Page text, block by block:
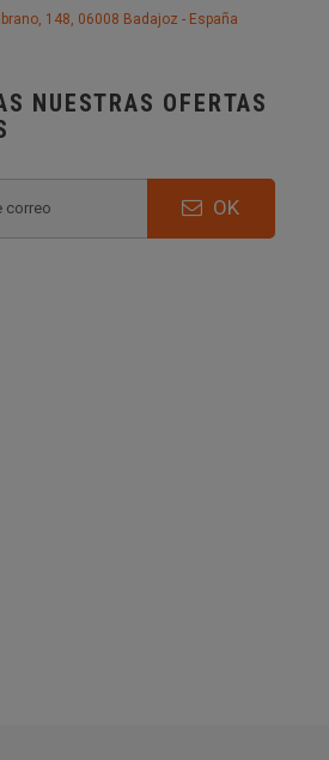
148, 06008 Badajoz - España
NUESTRAS OFERTAS
OK